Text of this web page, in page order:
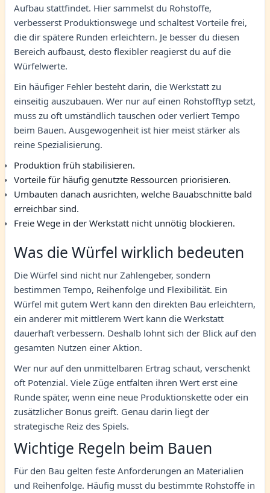
Aufbau stattfindet. Hier sammelst du Rohstoffe,
verbesserst Produktionswege und schaltest Vorteile frei,
die dir spätere Runden erleichtern. Je besser du diesen
Bereich aufbaust, desto flexibler reagierst du auf die
Würfelwerte.
Ein häufiger Fehler besteht darin, die Werkstatt zu
einseitig auszubauen. Wer nur auf einen Rohstofftyp setzt,
muss zu oft umständlich tauschen oder verliert Tempo
beim Bauen. Ausgewogenheit ist hier meist stärker als
reine Spezialisierung.
Produktion früh stabilisieren.
Vorteile für häufig genutzte Ressourcen priorisieren.
Umbauten danach ausrichten, welche Bauabschnitte bald
erreichbar sind.
Freie Wege in der Werkstatt nicht unnötig blockieren.
Was die Würfel wirklich bedeuten
Die Würfel sind nicht nur Zahlengeber, sondern
bestimmen Tempo, Reihenfolge und Flexibilität. Ein
Würfel mit gutem Wert kann den direkten Bau erleichtern,
ein anderer mit mittlerem Wert kann die Werkstatt
dauerhaft verbessern. Deshalb lohnt sich der Blick auf den
gesamten Nutzen einer Aktion.
Wer nur auf den unmittelbaren Ertrag schaut, verschenkt
oft Potenzial. Viele Züge entfalten ihren Wert erst eine
Runde später, wenn eine neue Produktionskette oder ein
zusätzlicher Bonus greift. Genau darin liegt der
strategische Reiz des Spiels.
Wichtige Regeln beim Bauen
Für den Bau gelten feste Anforderungen an Materialien
und Reihenfolge. Häufig musst du bestimmte Rohstoffe in